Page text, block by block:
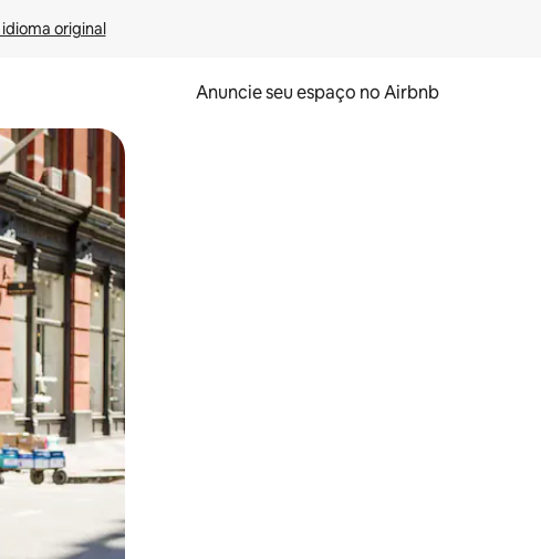
original
Anuncie seu espaço no Airbnb
e deslizando o dedo na tela.